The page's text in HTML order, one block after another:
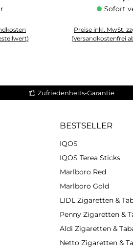
Sofort
Preise inkl. MwSt.
(Versandkostenfrei
Zufriedenheits-Garantie
BESTSELLER
IQOS
IQOS Terea Sticks
Marlboro Red
Marlboro Gold
LIDL Zigaretten &
Penny Zigaretten &
Aldi Zigaretten &
Netto Zigaretten &